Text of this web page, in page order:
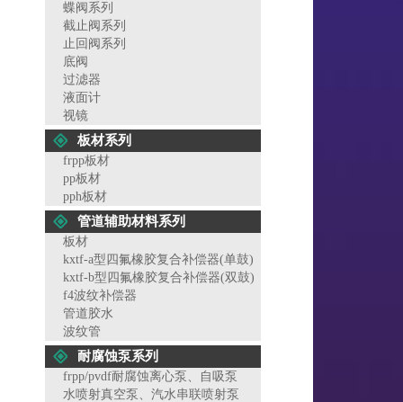
蝶阀系列
截止阀系列
止回阀系列
底阀
过滤器
液面计
视镜
板材系列
frpp板材
pp板材
pph板材
管道辅助材料系列
板材
kxtf-a型四氟橡胶复合补偿器(单鼓)
kxtf-b型四氟橡胶复合补偿器(双鼓)
f4波纹补偿器
管道胶水
波纹管
耐腐蚀泵系列
frpp/pvdf耐腐蚀离心泵、自吸泵
水喷射真空泵、汽水串联喷射泵